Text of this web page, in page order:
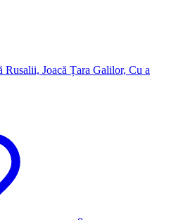
Rusalii, Joacă Țara Galilor, Cu a